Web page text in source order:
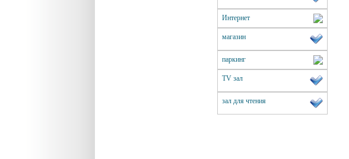
Интернет
магазин
паркинг
TV зал
зал для чтения